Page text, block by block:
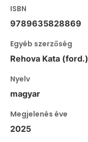
ISBN
9789635828869
Egyéb szerzőség
Rehova Kata (ford.)
Nyelv
magyar
Megjelenés éve
2025